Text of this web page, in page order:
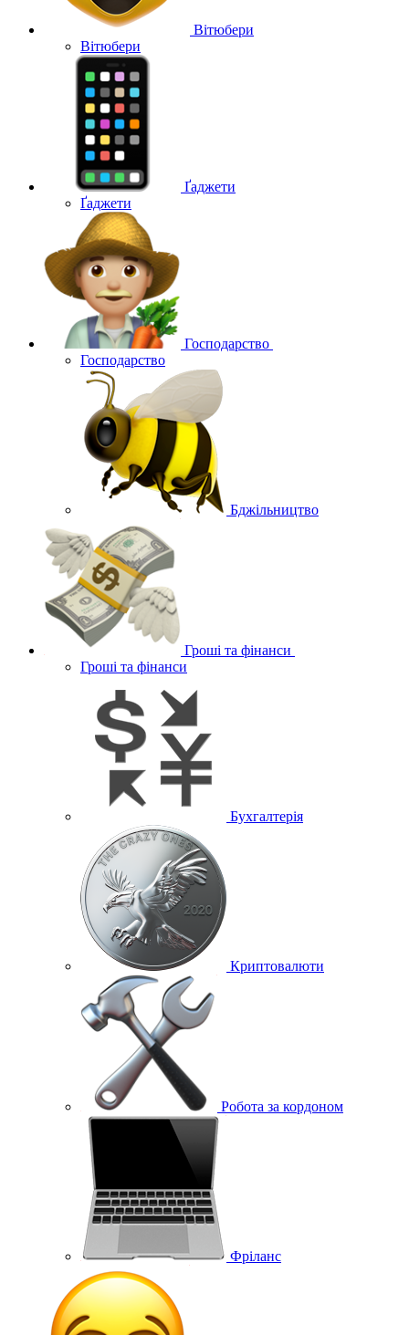
Вітюбери
Вітюбери
Ґаджети
Ґаджети
Господарство
Господарство
Бджільництво
Гроші та фінанси
Гроші та фінанси
Бухгалтерія
Криптовалюти
Робота за кордоном
Фріланс